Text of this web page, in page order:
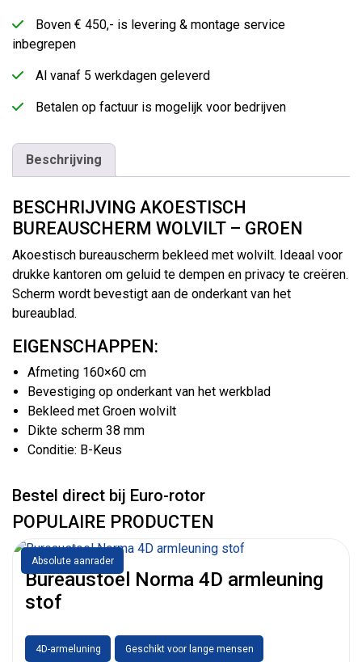
Boven € 450,- is levering & montage service
inbegrepen
Al vanaf 5 werkdagen geleverd
Betalen op factuur is mogelijk voor bedrijven
Beschrijving
BESCHRIJVING AKOESTISCH
BUREAUSCHERM WOLVILT – GROEN
Akoestisch bureauscherm bekleed met wolvilt. Ideaal voor
drukke kantoren om geluid te dempen en privacy te creëren.
Scherm wordt bevestigt aan de onderkant van het
bureaublad.
EIGENSCHAPPEN:
Afmeting 160×60 cm
Bevestiging op onderkant van het werkblad
Bekleed met Groen wolvilt
Dikte scherm 38 mm
Conditie: B-Keus
Bestel direct bij Euro-rotor
POPULAIRE PRODUCTEN
Absolute aanrader
Bureaustoel Norma 4D armleuning
stof
4D-armeluning Geschikt voor lange mensen